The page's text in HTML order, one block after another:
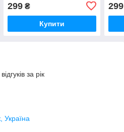
299₴
Купити
299
за рік
Україна